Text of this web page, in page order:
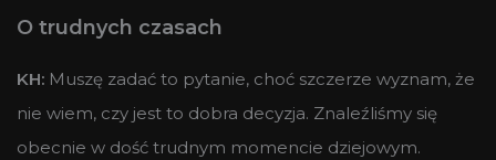
O trudnych czasach
KH: Muszę zadać to pytanie, choć szczerze wyznam, że
nie wiem, czy jest to dobra decyzja. Znaleźliśmy się
obecnie w dość trudnym momencie dziejowym.